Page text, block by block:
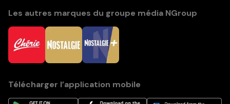
Les autres marques du groupe média NGroup
Télécharger l’application mobile